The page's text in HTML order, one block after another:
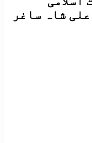
شاہ ساغر